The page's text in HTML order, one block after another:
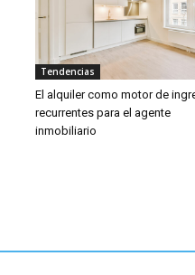
Tendencias
El alquiler como motor de
recurrentes para el agente
inmobiliario